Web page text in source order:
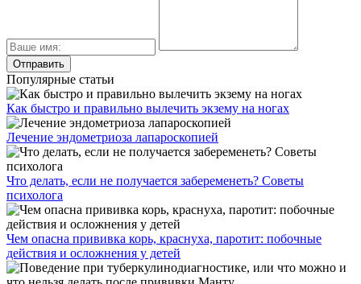
Популярные статьи
Как быстро и правильно вылечить экзему на ногах
Лечение эндометриоза лапароскопией
Что делать, если не получается забеременеть? Советы
психолога
Чем опасна прививка корь, краснуха, паротит: побочные
действия и осложнения у детей